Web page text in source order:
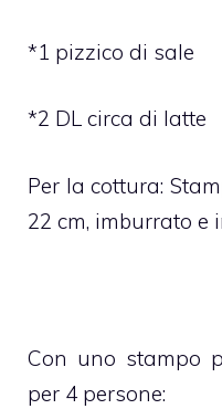
*1 pizzico di sale
*2 DL circa di latte
Per la cottura:
22 cm, imburrato e
Con uno stampo
per 4 persone: